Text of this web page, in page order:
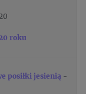
roku
posiłki jesienią -